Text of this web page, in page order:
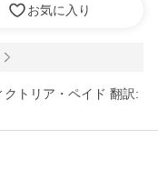
お気に入り
トリア・ペイド 翻訳: